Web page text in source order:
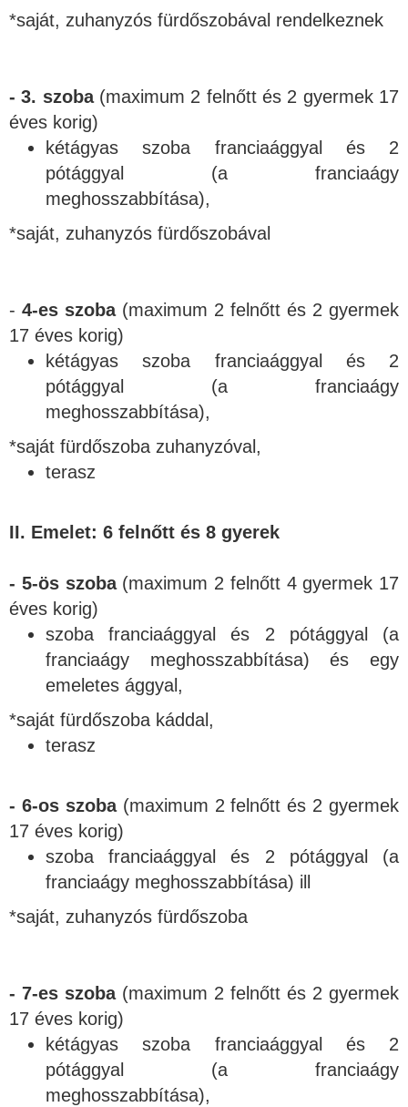
*saját, zuhanyzós fürdőszobával rendelkeznek
- 3. szoba (maximum 2 felnőtt és 2 gyermek 17
éves korig)
kétágyas szoba franciaággyal és 2
pótággyal (a franciaágy
meghosszabbítása),
*saját, zuhanyzós fürdőszobával
- 4-es szoba (maximum 2 felnőtt és 2 gyermek
17 éves korig)
kétágyas szoba franciaággyal és 2
pótággyal (a franciaágy
meghosszabbítása),
*saját fürdőszoba zuhanyzóval,
terasz
II. Emelet: 6 felnőtt és 8 gyerek
- 5-ös szoba (maximum 2 felnőtt 4 gyermek 17
éves korig)
szoba franciaággyal és 2 pótággyal (a
franciaágy meghosszabbítása) és egy
emeletes ággyal,
*saját fürdőszoba káddal,
terasz
- 6-os szoba (maximum 2 felnőtt és 2 gyermek
17 éves korig)
szoba franciaággyal és 2 pótággyal (a
franciaágy meghosszabbítása) ill
*saját, zuhanyzós fürdőszoba
- 7-es szoba (maximum 2 felnőtt és 2 gyermek
17 éves korig)
kétágyas szoba franciaággyal és 2
pótággyal (a franciaágy
meghosszabbítása),